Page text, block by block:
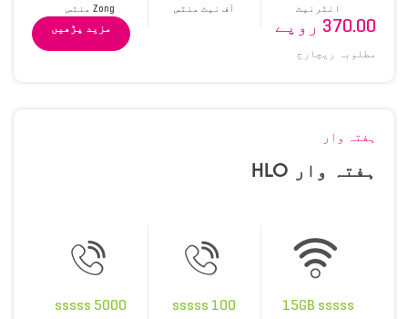
انٹرنیٹ آف نیٹ منٹس Zong منٹس
370.00 روپے
مطلوبہ ریچارج
مزید پڑھیں
ہفتہ وار
ہفتہ وار HLO
15GB sssss
100 sssss
5000 sssss